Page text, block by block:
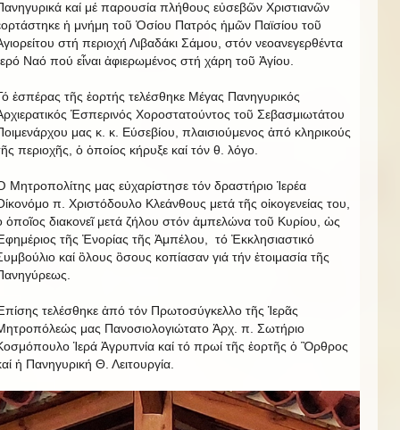
καί μέ παρουσία πλήθους εὐσεβῶν Χριστιανῶν
ἡ μνήμη τοῦ Ὁσίου Πατρός ἡμῶν Παϊσίου τοῦ
στή περιοχή Λιβαδάκι Σάμου, στόν νεοανεγερθέντα
Ναό πού εἶναι ἀφιερωμένος στή χάρη τοῦ Ἁγίου.
ἑσπέρας τῆς ἑορτής τελέσθηκε Μέγας Πανηγυρικός
Ἑσπερινός Χοροστατούντος τοῦ Σεβασμιωτάτου
μας κ. κ. Εύσεβίου, πλαισιούμενος ἀπό κληρικούς
περιοχῆς, ὁ ὁποίος κήρυξε καί τόν θ. λόγο.
Μητροπολίτης μας εὐχαρίστησε τόν δραστήριο Ἱερέα
π. Χριστόδουλο Κλεάνθους μετά τῆς οἰκογενείας του,
ὁποῖος διακονεῖ μετά ζήλου στόν ἀμπελώνα τοῦ Κυρίου, ὡς
τῆς Ἐνορίας τῆς Ἀμπέλου, τό Ἐκκλησιαστικό
καί ὃλους ὃσους κοπίασαν γιά τήν ἑτοιμασία τῆς
τελέσθηκε ἀπό τόν Πρωτοσύγκελλο τῆς Ἱερᾶς
μας Πανοσιολογιώτατο Ἀρχ. π. Σωτήριο
Ἱερά Ἀγρυπνία καί τό πρωί τῆς ἑορτῆς ὁ Ὂρθρος
ἡ Πανηγυρική Θ. Λειτουργία.